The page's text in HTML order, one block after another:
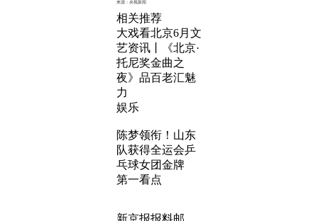
来源：央视新闻
相关推荐
大戏看北京6月文
艺资讯丨《北京·
托尼奖金曲之
夜》品百老汇魅
力
娱乐
陈梦领衔！山东
队获得全运会乒
乓球女团金牌
第一看点
新京报报料邮